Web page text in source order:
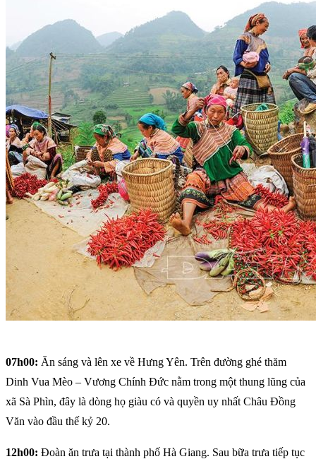
07h00: Ăn sáng và lên xe về Hưng Yên. Trên đường ghé thăm
Dinh Vua Mèo – Vương Chính Đức nằm trong một thung lũng của
xã Sà Phìn, đây là dòng họ giàu có và quyền uy nhất Châu Đồng
Văn vào đầu thế kỷ 20.
12h00: Đoàn ăn trưa tại thành phố Hà Giang. Sau bữa trưa tiếp tục